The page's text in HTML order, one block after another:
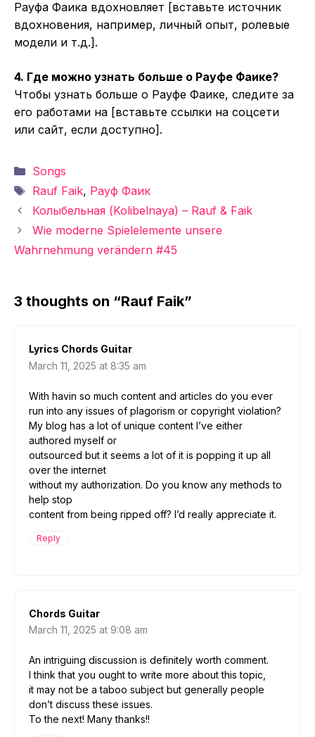
Рауфа Фаика вдохновляет [вставьте источник
вдохновения, например, личный опыт, ролевые
модели и т.д.].
4. Где можно узнать больше о Рауфе Фаике?
Чтобы узнать больше о Рауфе Фаике, следите за
его работами на [вставьте ссылки на соцсети
или сайт, если доступно].
Categories
Songs
Tags
Rauf Faik, Рауф Фаик
Колыбельная (Kolibelnaya) – Rauf & Faik
Wie moderne Spielelemente unsere
Wahrnehmung verändern #45
3 thoughts on “Rauf Faik”
Lyrics Chords Guitar
March 11, 2025 at 8:35 am
With havin so much content and articles do you ever
run into any issues of plagorism or copyright violation?
My blog has a lot of unique content I’ve either
authored myself or
outsourced but it seems a lot of it is popping it up all
over the internet
without my authorization. Do you know any methods to
help stop
content from being ripped off? I’d really appreciate it.
Reply
Chords Guitar
March 11, 2025 at 9:08 am
An intriguing discussion is definitely worth comment.
I think that you ought to write more about this topic,
it may not be a taboo subject but generally people
don’t discuss these issues.
To the next! Many thanks!!